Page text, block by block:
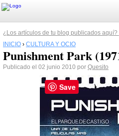
¿Los artículos de tu blog publicados aquí?
INICIO › CULTURA Y OCIO
Punishment Park
Publicado el 02 junio 2010 por Quesito
Save